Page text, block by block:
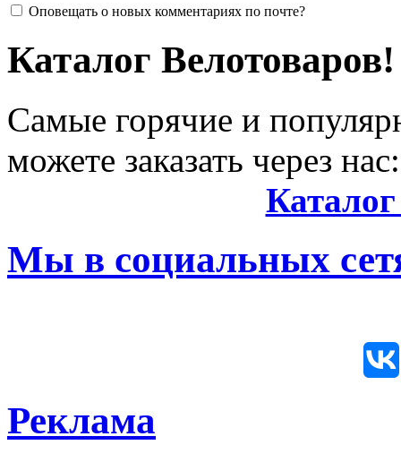
Оповещать о новых комментариях по почте?
Каталог Велотоваров!
Самые горячие и
можете заказать через нас:
Мы в социальных
Реклама